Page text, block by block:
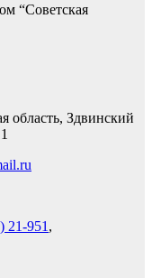
“Советская
область, Здвинский
21-951 ,